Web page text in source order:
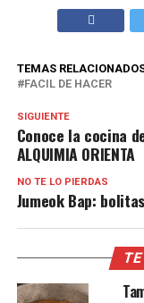
TEMAS
FACIL DE HACER
SIGUIENTE
Conoce la cocina
ALQUIMIA ORIENTA
NO TE LO PIERDAS
Jumeok Bap: